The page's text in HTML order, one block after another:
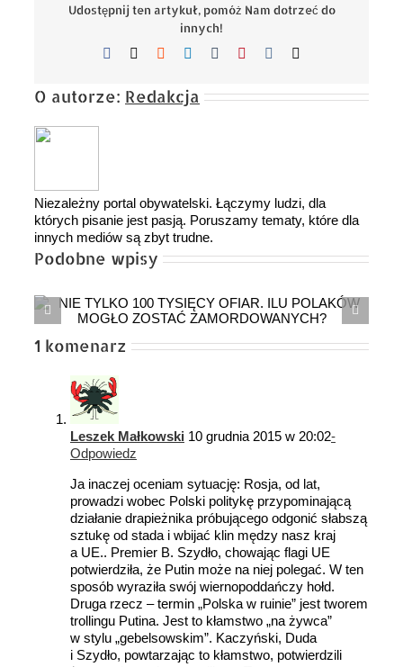
Udostępnij ten artykuł, pomóż Nam dotrzeć do
innych!
Facebook Reddit LinkedIn
TumblrPinterest
O autorze: Redakcja
Niezależny portal obywatelski. Łączymy ludzi, dla
których pisanie jest pasją. Poruszamy tematy, które dla
innych mediów są zbyt trudne.
Podobne wpisy
Bohaterowie Rzeczypospolitej. Krystyna
1 komenarz
Leszek Małkowski 10 grudnia 2015 w 20:02-
Odpowiedz
Ja inaczej oceniam sytuację: Rosja, od lat,
prowadzi wobec Polski politykę przypominającą
działanie drapieżnika próbującego odgonić słabszą
sztukę od stada i wbijać klin mędzy nasz kraj
a UE.. Premier B. Szydło, chowając flagi UE
potwierdziła, że Putin może na niej polegać. W ten
sposób wyraziła swój wiernopoddańczy hołd.
Druga rzecz – termin „Polska w ruinie” jest tworem
trollingu Putina. Jest to kłamstwo „na żywca”
w stylu „gebelsowskim”. Kaczyński, Duda
i Szydło, powtarzając to kłamstwo, potwierdzili